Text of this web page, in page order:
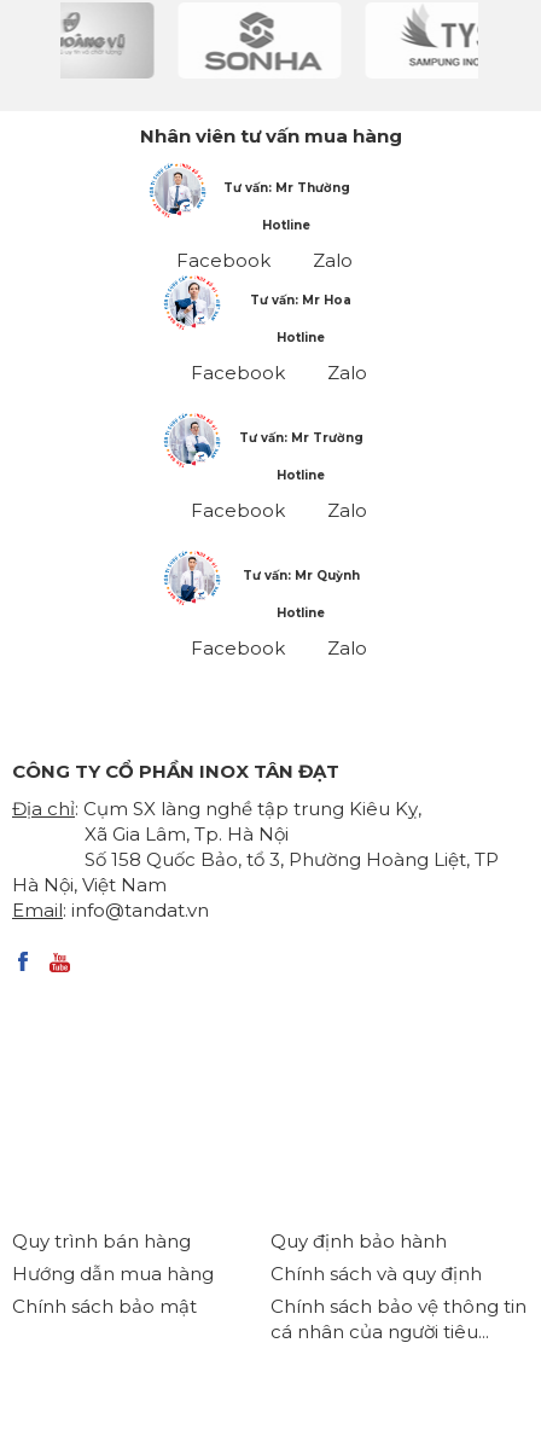
Nhân viên tư vấn mua hàng
Tư vấn: Mr Thường
Hotline
Facebook Zalo
Tư vấn: Mr Hoa
Hotline
Facebook Zalo
Tư vấn: Mr Trường
Hotline
Facebook Zalo
Tư vấn: Mr Quỳnh
Hotline
Facebook Zalo
CÔNG TY CỔ PHẦN INOX TÂN ĐẠT
Địa chỉ: Cụm SX làng nghề tập trung Kiêu Kỵ,
Xã Gia Lâm, Tp. Hà Nội
Số 158 Quốc Bảo, tổ 3, Phường Hoàng Liệt, TP
Hà Nội, Việt Nam
Email: info@tandat.vn
Quy trình bán hàng
Hướng dẫn mua hàng
Chính sách bảo mật
Quy định bảo hành
Chính sách và quy định
Chính sách bảo vệ thông tin
cá nhân của người tiêu...